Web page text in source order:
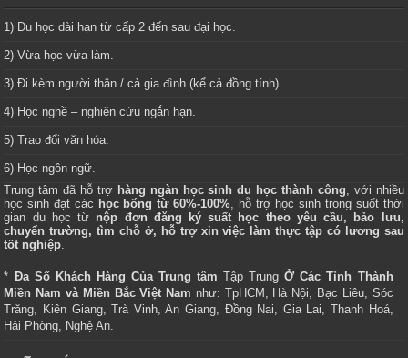
1) Du học dài hạn từ cấp 2 đến sau đại học.
2) Vừa học vừa làm.
3) Đi kèm người thân / cả gia đình (kể cả đồng tính).
4) Học nghề – nghiên cứu ngắn hạn.
5) Trao đổi văn hóa.
6) Học ngôn ngữ.
Trung tâm đã hỗ trợ hàng ngàn học sinh du học thành công, với nhiều
học sinh đạt các học bổng từ 60%-100%, hỗ trợ học sinh trong suốt thời
gian du học từ nộp đơn đăng ký suất học theo yêu cầu, bảo lưu,
chuyển trường, tìm chỗ ở, hỗ trợ xin việc làm thực tập có lương sau
tốt nghiệp.
* Đa Số Khách Hàng Của Trung tâm Tập TrungỞ Các Tỉnh Thành
Miền Nam và Miền Bắc Việt Nam như: TpHCM, Hà Nội, Bạc Liêu, Sóc
Trăng, Kiên Giang, Trà Vinh, An Giang, Đồng Nai, Gia Lai, Thanh Hoá,
Hải Phòng, Nghệ An.